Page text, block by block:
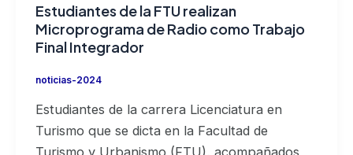
Estudiantes de la FTU realizan
Microprograma de Radio como Trabajo
Final Integrador
noticias-2024
Estudiantes de la carrera Licenciatura en
Turismo que se dicta en la Facultad de
Turismo y Urbanismo (FTU), acompañados